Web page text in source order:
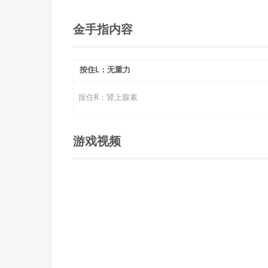
金手指内容
按住L：无重力
按住R：肾上腺素
游戏视频